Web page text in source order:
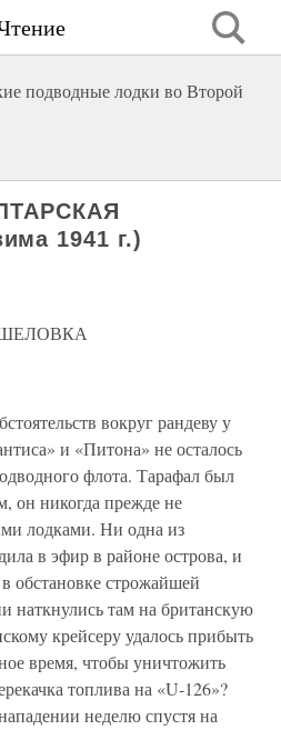
подводные лодки во Второй
1941 г.)
вокруг рандеву у
и «Питона» не осталось
флота. Тарафал был
он никогда прежде не
лодками. Ни одна из
в эфир в районе острова, и
обстановке строжайшей
наткнулись там на британскую
крейсеру удалось прибыть
время, чтобы уничтожить
топлива на «U-126»?
неделю спустя на